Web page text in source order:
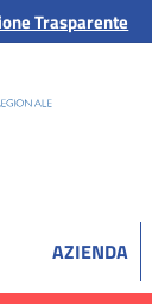
Trasparente
AZIENDA